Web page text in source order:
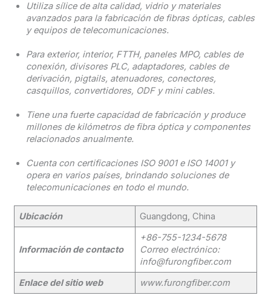
Utiliza sílice de alta calidad, vidrio y materiales
avanzados para la fabricación de fibras ópticas, cables
y equipos de telecomunicaciones.
Para exterior, interior, FTTH, paneles MPO, cables de
conexión, divisores PLC, adaptadores, cables de
derivación, pigtails, atenuadores, conectores,
casquillos, convertidores, ODF y mini cables.
Tiene una fuerte capacidad de fabricación y produce
millones de kilómetros de fibra óptica y componentes
relacionados anualmente.
Cuenta con certificaciones ISO 9001 e ISO 14001 y
opera en varios países, brindando soluciones de
telecomunicaciones en todo el mundo.
Ubicación Guangdong, China
Información de contacto
+86-755-1234-5678
Correo electrónico:
info@furongfiber.com
Enlace del sitio web
www.furongfiber.com